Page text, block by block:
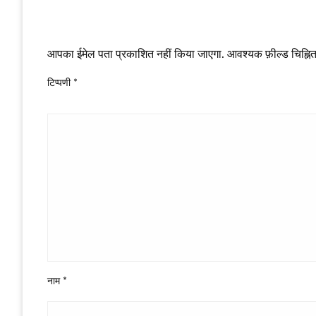
आपका ईमेल पता प्रकाशित नहीं किया जाएगा. आवश्यक फ़ील्ड
टिप्पणी *
नाम *